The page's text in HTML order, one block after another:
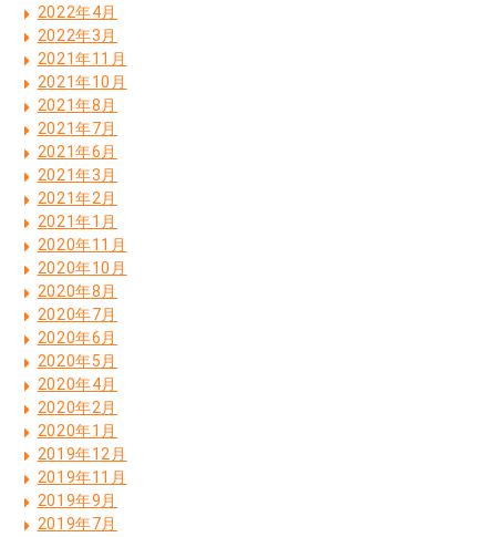
2022年4月
2022年3月
2021年11月
2021年10月
2021年8月
2021年7月
2021年6月
2021年3月
2021年2月
2021年1月
2020年11月
2020年10月
2020年8月
2020年7月
2020年6月
2020年5月
2020年4月
2020年2月
2020年1月
2019年12月
2019年11月
2019年9月
2019年7月